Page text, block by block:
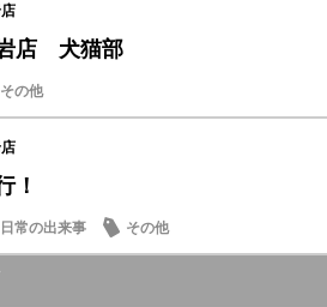
店 犬猫部
その他
！
日常の出来事 その他